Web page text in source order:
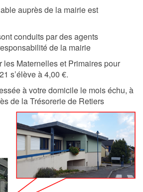
auprès de la mairie est
conduits par des agents
de la mairie
les Maternelles et Primaires pour
s’élève à 4,00 €.
à votre domicile le mois échu, à
de la Trésorerie de Retiers